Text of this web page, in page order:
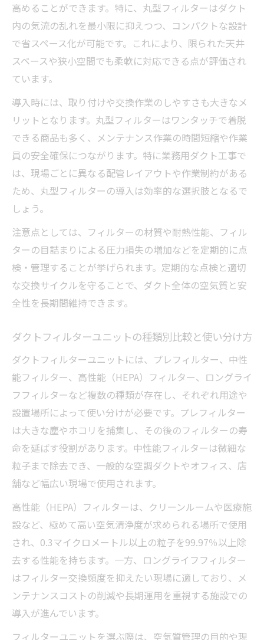
高めることができます。特に、丸型フィルターはダクト
内の気流の乱れを最小限に抑えつつ、コンパクトな設計
で省スペース化が可能です。これにより、限られた天井
スペースや狭小空間でも柔軟に対応できる点が評価され
ています。
導入時には、取り付けや交換作業のしやすさも大きなメ
リットとなります。丸型フィルターはワンタッチで着脱
できる商品も多く、メンテナンス作業の時間短縮や作業
員の安全確保につながります。特に業務用ダクト工事で
は、現場ごとに異なる配管レイアウトや作業制約がある
ため、丸型フィルターの導入は効率的な選択肢となるで
しょう。
注意点としては、フィルターの材質や耐熱性能、フィル
ターの目詰まりによる圧力損失の増加などを定期的に点
検・管理することが挙げられます。定期的な点検と適切
な交換サイクルを守ることで、ダクト全体の空気質と安
全性を長期間維持できます。
ダクトフィルターユニットの種類別比較と使い分け方
ダクトフィルターユニットには、プレフィルター、中性
能フィルター、高性能（HEPA）フィルター、ロングライ
フフィルターなど複数の種類が存在し、それぞれ用途や
設置場所によって使い分けが必要です。プレフィルター
は大きな塵やホコリを捕集し、その後のフィルターの寿
命を延ばす役割があります。中性能フィルターは微細な
粒子まで除去でき、一般的な空調ダクトやオフィス、店
舗など幅広い現場で使用されます。
高性能（HEPA）フィルターは、クリーンルームや医療施
設など、極めて高い空気清浄度が求められる場所で使用
され、0.3マイクロメートル以上の粒子を99.97％以上除
去する性能を持ちます。一方、ロングライフフィルター
はフィルター交換頻度を抑えたい現場に適しており、メ
ンテナンスコストの削減や長期運用を重視する施設での
導入が進んでいます。
フィルターユニットを選ぶ際は、空気質管理の目的や現